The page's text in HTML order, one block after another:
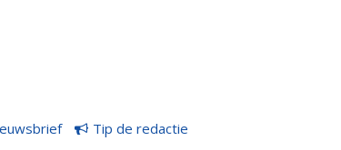
Tip de redactie